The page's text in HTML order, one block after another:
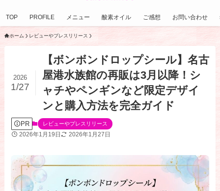
TOP PROFILE メニュー 酸素オイル ご感想 お問い合わせ
ホーム レビューやプレスリリース
【ボンボンドロップシール】名古
屋港水族館の再販は3月以降！シ
ャチやペンギンなど限定デザイ
ンと購入方法を完全ガイド
2026
1/27
PR レビューやプレスリリース
2026年1月19日 2026年1月27日